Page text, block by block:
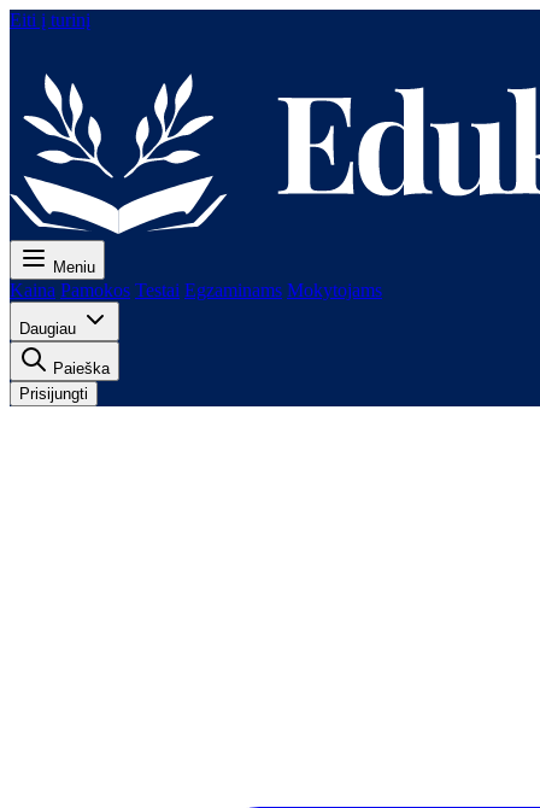
Eiti į turinį
Meniu
Kaina Pamokos Testai Egzaminams Mokytojams
Daugiau
Paieška
Prisijungti